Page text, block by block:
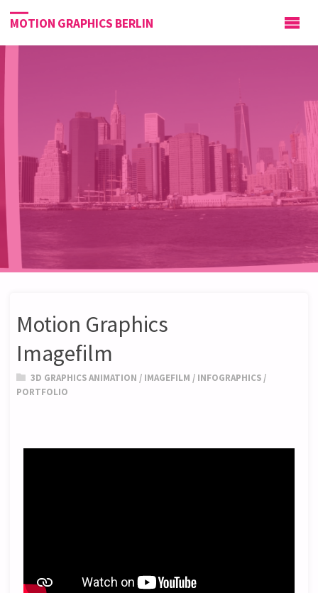
MOTION GRAPHICS BERLIN
Motion Graphics
Imagefilm
3D GRAPHICS ANIMATION / IMAGEFILM / INFOGRAPHICS/
PORTFOLIO